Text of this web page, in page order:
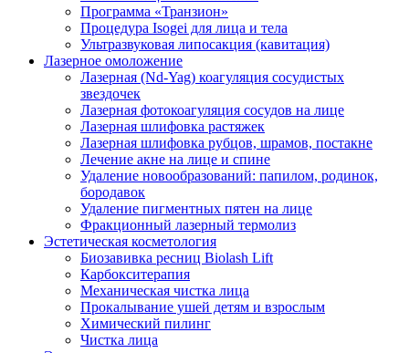
Программа «Транзион»
Процедура Isogei для лица и тела
Ультразвуковая липосакция (кавитация)
Лазерное омоложение
Лазерная (Nd-Yag) коагуляция сосудистых
звездочек
Лазерная фотокоагуляция сосудов на лице
Лазерная шлифовка растяжек
Лазерная шлифовка рубцов, шрамов, постакне
Лечение акне на лице и спине
Удаление новообразований: папилом, родинок,
бородавок
Удаление пигментных пятен на лице
Фракционный лазерный термолиз
Эстетическая косметология
Биозавивка ресниц Biolash Lift
Карбокситерапия
Механическая чистка лица
Прокалывание ушей детям и взрослым
Химический пилинг
Чистка лица